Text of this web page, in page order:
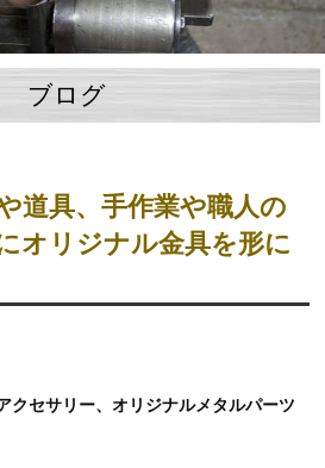
ブログ
道具、手作業や職人の
オリジナル金具を形に
クセサリー、オリジナルメタルパーツ